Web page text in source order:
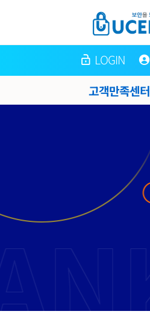
LOGIN
고객만족센터